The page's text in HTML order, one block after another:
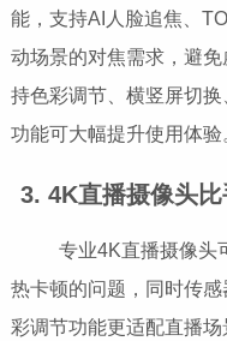
能，支持AI人脸追焦、
动场景的对焦需求，避
持色彩调节、横竖屏切
功能可大幅提升使用体验
3. 4K直播摄像头
专业4K直播摄像头可
热卡顿的问题，同时传
彩调节功能更适配直播